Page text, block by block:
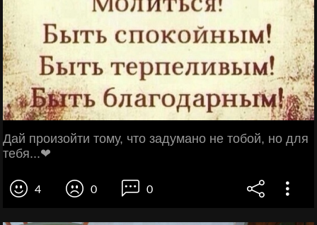
Дай произойти тому, что задумано не тобой, но для
тебя...❤
4 0 0